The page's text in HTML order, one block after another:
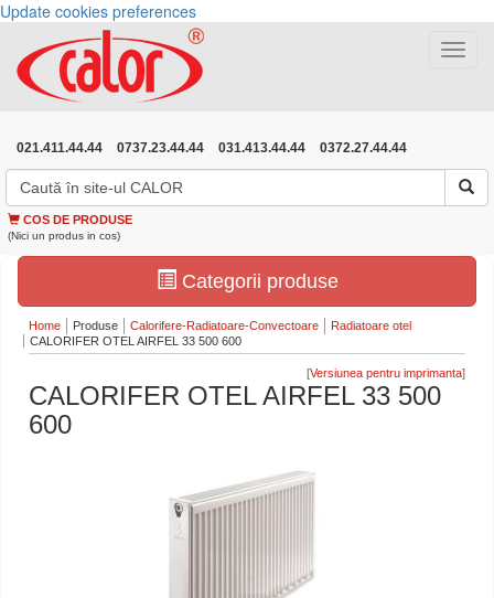
Update cookies preferences
Toggle
021.411.44.44 0737.23.44.44 031.413.44.44 0372.27.44.44
COS DE PRODUSE
(Nici un produs in cos)
Categorii produse
Home Produse Calorifere-Radiatoare-Convectoare
Radiatoare otel
CALORIFER OTEL AIRFEL 33 500 600
[ ]
CALORIFER OTEL AIRFEL 33 500
600